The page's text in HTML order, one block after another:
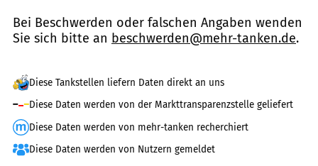
Bei Beschwerden oder falschen Angaben wenden
Sie sich bitte an beschwerden@mehr-tanken.de.
Diese Tankstellen liefern Daten direkt an uns
Diese Daten werden von der Markttransparenzstelle geliefert
Diese Daten werden von mehr-tanken recherchiert
Diese Daten werden von Nutzern gemeldet